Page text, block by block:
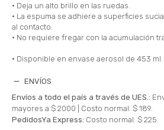
• Deja un alto brillo en las ruedas.
• La espuma se adhiere a superficies
al contacto.
• No requiere fregar con la acumulación
• Disponible en envase aerosol de 453 ml.
ENVÍOS
Envíos a todo el país a través de UES.:
mayores a $ 2000 | Costo normal: $ 189.
PedidosYa Express: Costo normal: $ 225.